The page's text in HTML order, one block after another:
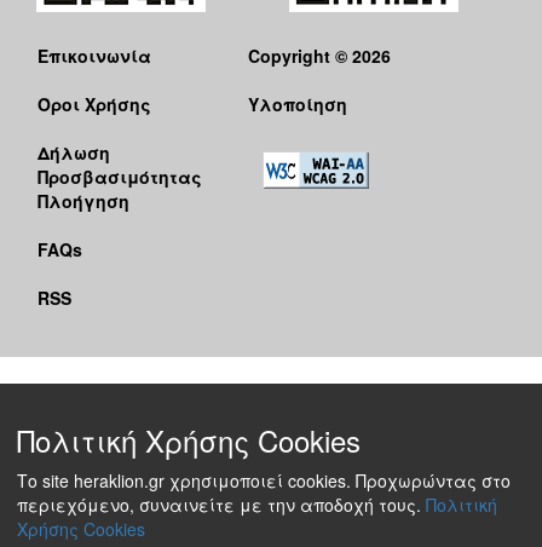
Επικοινωνία
Όροι Χρήσης
Δήλωση
Προσβασιμότητας
Πλοήγηση
FAQs
RSS
Copyright © 2026
Υλοποίηση
Πολιτική Χρήσης Cookies
Το site heraklion.gr χρησιμοποιεί cookies. Προχωρώντας στο
περιεχόμενο, συναινείτε με την αποδοχή τους. Πολιτική
Χρήσης Cookies